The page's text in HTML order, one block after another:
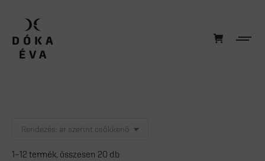
1–12 termék, összesen 20 db